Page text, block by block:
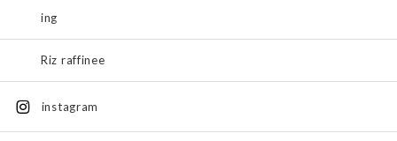
ing
Riz raffinee
instagram